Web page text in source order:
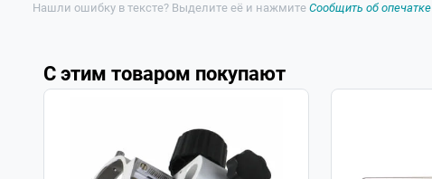
Нашли ошибку в тексте? Выделите её и нажмите Сообщить об опечатке
С этим товаром покупают